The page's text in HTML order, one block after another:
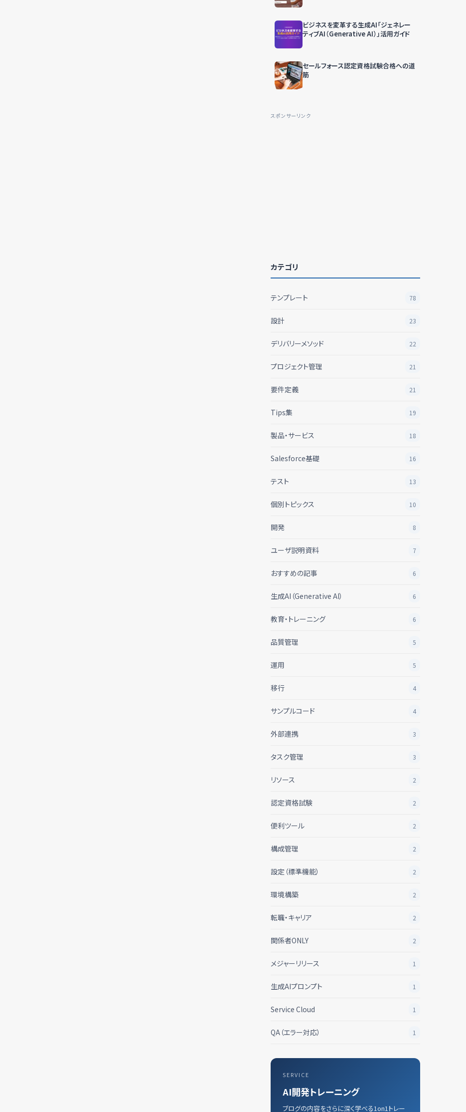
ビジネスを変革する生成AI「ジェネレー
ティブAI（Generative AI）」活用ガイド
セールフォース認定資格試験合格への道
筋
スポンサーリンク
カテゴリ
テンプレート 78
設計 23
デリバリーメソッド 22
プロジェクト管理 21
要件定義 21
Tips集 19
製品・サービス 18
Salesforce基礎 16
テスト 13
個別トピックス 10
開発 8
ユーザ説明資料 7
おすすめの記事 6
生成AI（Generative AI） 6
教育・トレーニング 6
品質管理 5
運用 5
移行 4
サンプルコード 4
外部連携 3
タスク管理 3
リソース 2
認定資格試験 2
便利ツール 2
構成管理 2
設定（標準機能） 2
環境構築 2
転職・キャリア 2
関係者ONLY 2
メジャーリリース 1
生成AIプロンプト 1
Service Cloud 1
QA（エラー対応） 1
SERVICE
AI開発トレーニング
ブログの内容をさらに深く学べる1on1トレー